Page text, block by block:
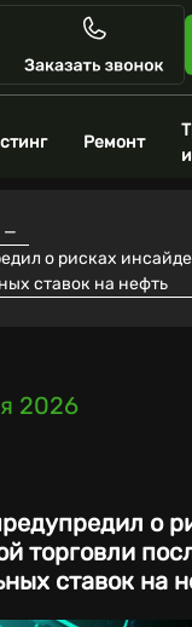
Ремонт
—
о рисках
ставок на нефть
2026
о
торговли
ставок на